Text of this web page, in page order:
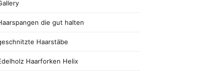
die gut halten
Haarstäbe
Haarforken Helix